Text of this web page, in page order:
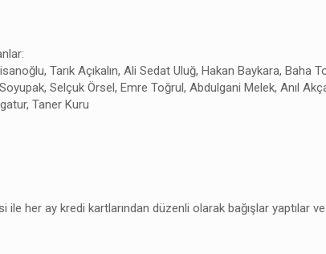
Tarık Açıkalın, Ali Sedat Uluğ, Hakan Baykara,
Selçuk Örsel, Emre Toğrul, Abdulgani Melek, Anıl
Taner Kuru
her ay kredi kartlarından düzenli olarak bağışlar yaptılar